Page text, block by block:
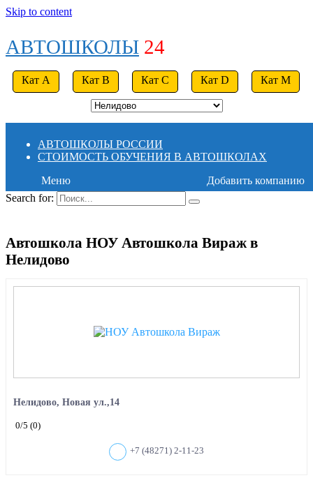
Skip to content
АВТОШКОЛЫ 24
Кат A Кат B Кат C Кат D Кат M
АВТОШКОЛЫ РОССИИ
СТОИМОСТЬ ОБУЧЕНИЯ В АВТОШКОЛАХ
Меню
Добавить компанию
Search for:
Автошкола НОУ Автошкола Вираж в
Нелидово
Нелидово, Новая ул.,14
0/5 (0)
+7 (48271) 2-11-23